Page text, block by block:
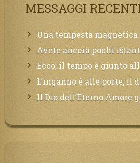
MESSAGGI
Una tempesta magnetica è in corso, questa generazione patirà. Il black out non
Avete ancora pochi istanti per convertirvi, non perdete tempo, la sciagura arriverà
Ecco, il tempo è giunto all’unione del Padre con il figlio, non
L’inganno è alle porte, il disordine degli ordinati urlerà perdono, ma sarà
Il Dio dell’Eterno Amore grida tutto il Suo bene per i Suoi,richiama a Sé i